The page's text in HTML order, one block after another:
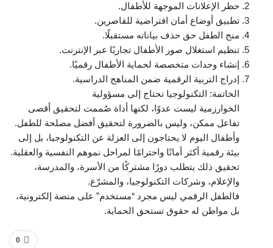
حظر الإعلانات الموجهة للأطفال.
تطبيق أوضاع أمان افتراضية للقاصرين.
منح الطفل حق حذف بياناته مستقبلًا.
تنظيم استغلال صور الأطفال تجاريًا عبر الإنترنت.
إنشاء وحدات متخصصة لحماية الأطفال رقميًا.
إدراج التربية الرقمية ضمن المناهج الدراسية.
الخاتمة: التكنولوجيا تحتاج إلى مسؤولية
الخوارزمية ليست عدوًا، لكنها أداة صُممت لتحقيق أقصى
تفاعل ممكن، وليس بالضرورة لتحقيق أفضل مصلحة للطفل.
وأطفال اليوم لا يحتاجون إلى العزلة عن التكنولوجيا، بل إلى
بيئة رقمية أكثر أمانًا واحترامًا لمراحل نموهم النفسية والعقلية.
تحقيق ذلك يتطلب دورًا مشتركًا من الأسرة، والمدرسة،
والإعلام، وشركات التكنولوجيا، والمشرّع.
فالطفل الرقمي ليس مجرد “مستخدم” على منصة إلكترونية،
بل مواطن له حقوق تستحق الحماية.
0